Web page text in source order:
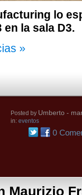
lo
la sala D3.
»
Posted by Umberto -
in: eventos
0
Maurizio